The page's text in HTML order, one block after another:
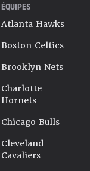
ÉQUIPES
Atlanta Hawks
Boston Celtics
Brooklyn Nets
Charlotte
Hornets
Chicago Bulls
Cleveland
Cavaliers